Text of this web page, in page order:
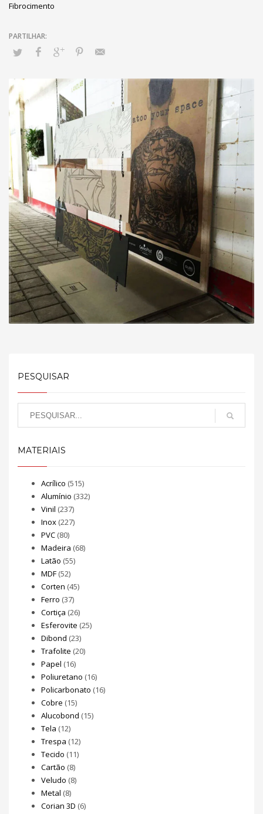
Fibrocimento
PESQUISAR
MATERIAIS
Acrílico (515)
Alumínio (332)
Vinil (237)
Inox (227)
PVC (80)
Madeira (68)
Latão (55)
MDF (52)
Corten (45)
Ferro (37)
Cortiça (26)
Esferovite (25)
Dibond (23)
Trafolite (20)
Papel (16)
Poliuretano (16)
Policarbonato (16)
Cobre (15)
Alucobond (15)
Tela (12)
Trespa (12)
Tecido (11)
Cartão (8)
Veludo (8)
Metal (8)
Corian 3D (6)